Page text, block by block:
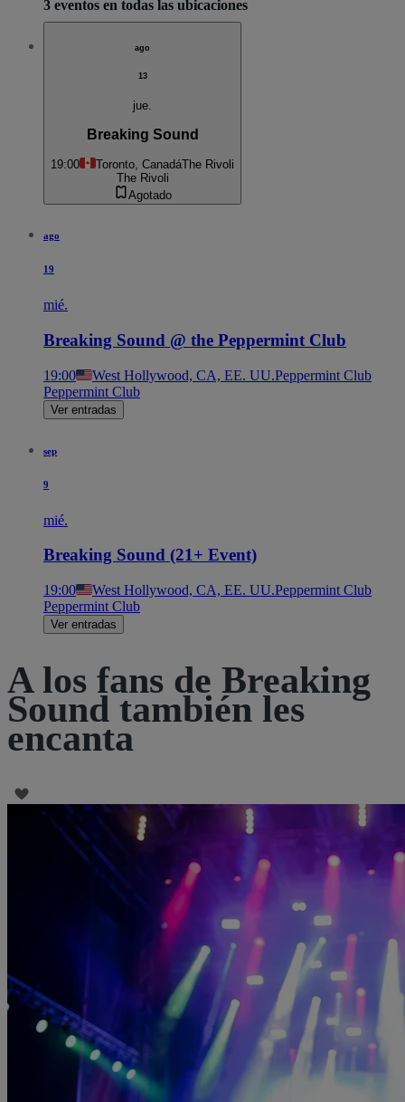
3 eventos en todas las ubicaciones
ago
13
jue.
Breaking Sound
19:00 Toronto, CanadáThe Rivoli
The Rivoli
Agotado
ago
19
mié.
Breaking Sound @ the Peppermint Club
19:00 West Hollywood, CA, EE. UU.Peppermint Club
Peppermint Club
Ver entradas
sep
9
mié.
Breaking Sound (21+ Event)
19:00 West Hollywood, CA, EE. UU.Peppermint Club
Peppermint Club
Ver entradas
A los fans de Breaking
Sound también les
encanta